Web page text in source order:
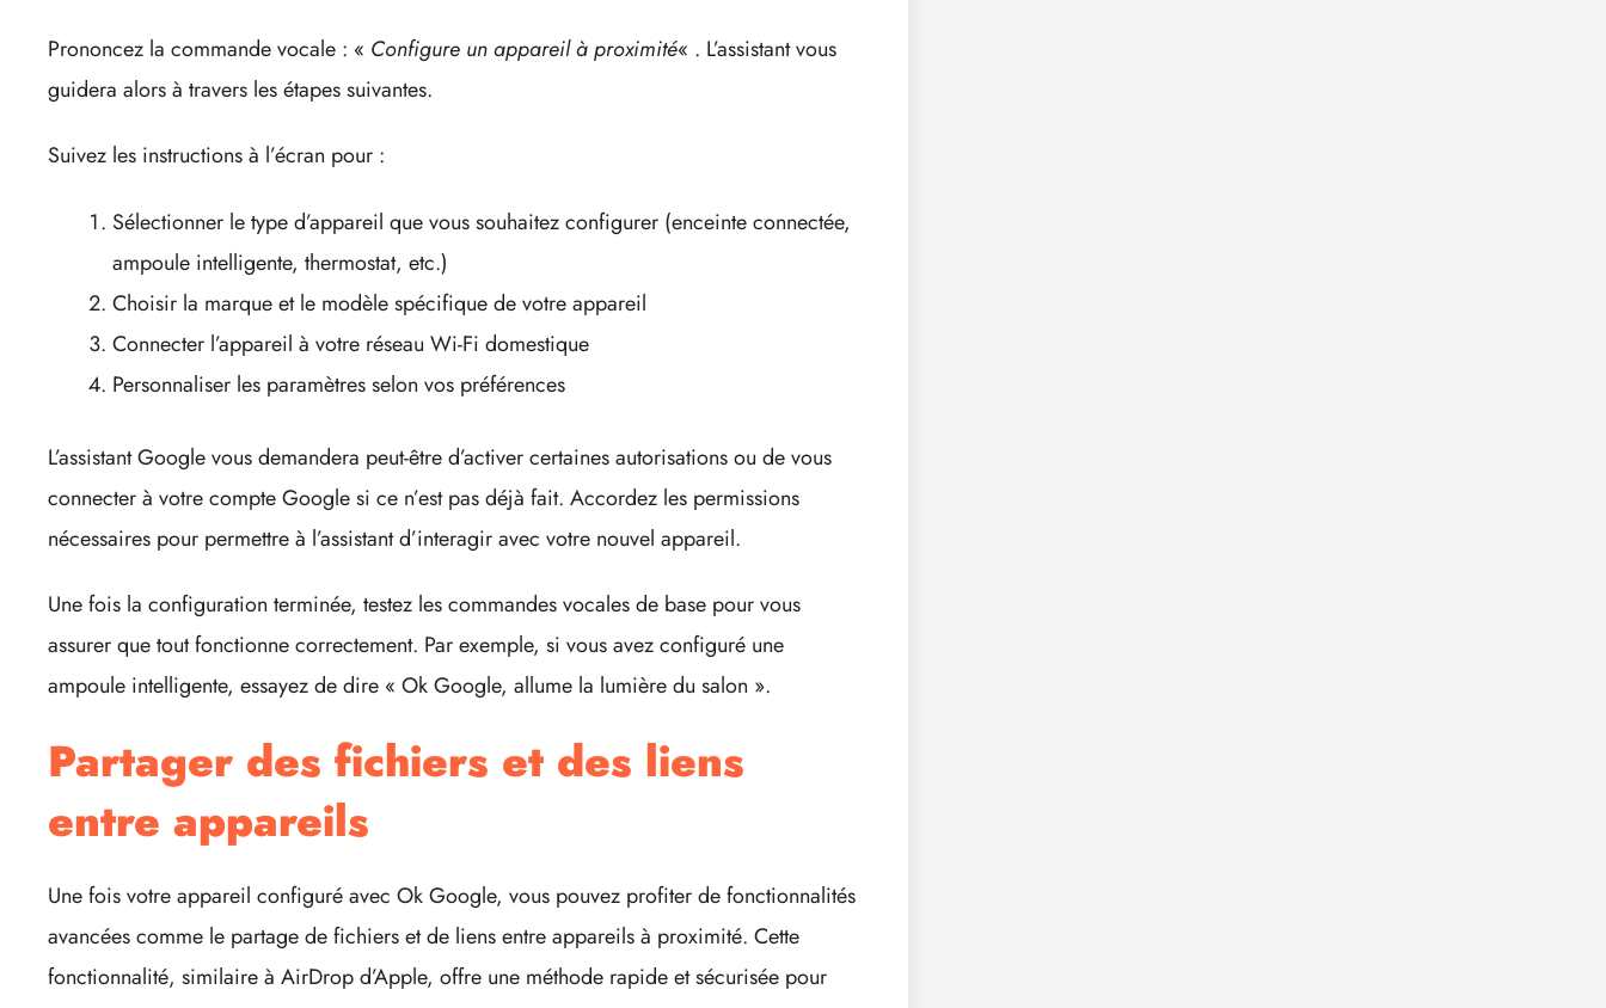
Prononcez la commande vocale : « Configure un appareil à proximité« . L’assistant vous
guidera alors à travers les étapes suivantes.
Suivez les instructions à l’écran pour :
Sélectionner le type d’appareil que vous souhaitez configurer (enceinte connectée,
ampoule intelligente, thermostat, etc.)
Choisir la marque et le modèle spécifique de votre appareil
Connecter l’appareil à votre réseau Wi-Fi domestique
Personnaliser les paramètres selon vos préférences
L’assistant Google vous demandera peut-être d’activer certaines autorisations ou de vous
connecter à votre compte Google si ce n’est pas déjà fait. Accordez les permissions
nécessaires pour permettre à l’assistant d’interagir avec votre nouvel appareil.
Une fois la configuration terminée, testez les commandes vocales de base pour vous
assurer que tout fonctionne correctement. Par exemple, si vous avez configuré une
ampoule intelligente, essayez de dire « Ok Google, allume la lumière du salon ».
Partager des fichiers et des liens
entre appareils
Une fois votre appareil configuré avec Ok Google, vous pouvez profiter de fonctionnalités
avancées comme le partage de fichiers et de liens entre appareils à proximité. Cette
fonctionnalité, similaire à AirDrop d’Apple, offre une méthode rapide et sécurisée pour